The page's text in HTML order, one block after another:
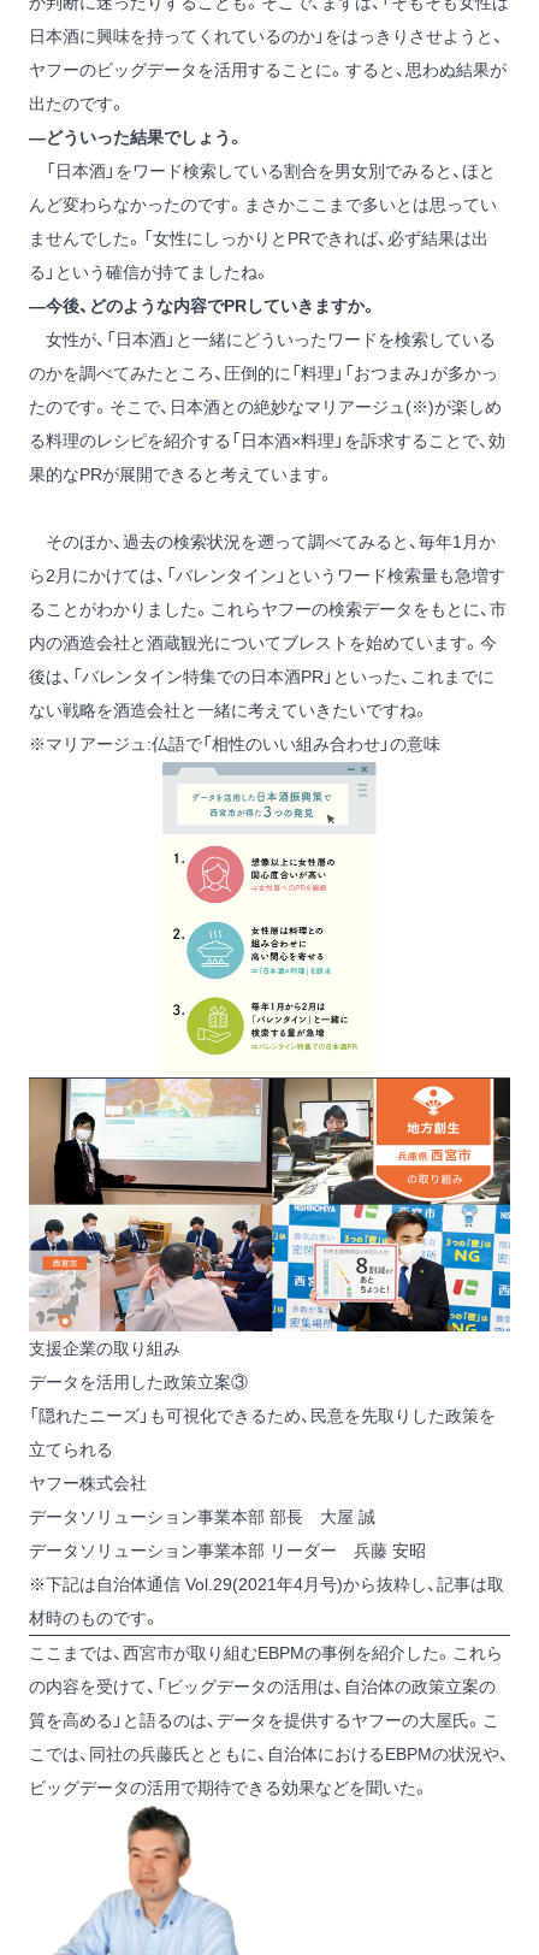
日本酒に興味を持ってくれているのか」をはっきりさせようと、
ヤフーのビッグデータを活用することに。すると、思わぬ結果が
出たのです。
―どういった結果でしょう。
「日本酒」をワード検索している割合を男女別でみると、ほと
んど変わらなかったのです。まさかここまで多いとは思ってい
ませんでした。「女性にしっかりとPRできれば、必ず結果は出
る」という確信が持てましたね。
―今後、どのような内容でPRしていきますか。
女性が、「日本酒」と一緒にどういったワードを検索している
のかを調べてみたところ、圧倒的に「料理」「おつまみ」が多かっ
たのです。そこで、日本酒との絶妙なマリアージュ(※)が楽しめ
る料理のレシピを紹介する「日本酒×料理」を訴求することで、効
果的なPRが展開できると考えています。
そのほか、過去の検索状況を遡って調べてみると、毎年1月か
ら2月にかけては、「バレンタイン」というワード検索量も急増す
ることがわかりました。これらヤフーの検索データをもとに、市
内の酒造会社と酒蔵観光についてブレストを始めています。今
後は、「バレンタイン特集での日本酒PR」といった、これまでに
ない戦略を酒造会社と一緒に考えていきたいですね。
※マリアージュ:仏語で「相性のいい組み合わせ」の意味
支援企業の取り組み
データを活用した政策立案③
「隠れたニーズ」も可視化できるため、民意を先取りした政策を
立てられる
ヤフー株式会社
データソリューション事業本部 部長 大屋 誠
データソリューション事業本部 リーダー 兵藤 安昭
※下記は自治体通信 Vol.29(2021年4月号)から抜粋し、記事は取
材時のものです。
ここまでは、西宮市が取り組むEBPMの事例を紹介した。これら
の内容を受けて、「ビッグデータの活用は、自治体の政策立案の
質を高める」と語るのは、データを提供するヤフーの大屋氏。こ
こでは、同社の兵藤氏とともに、自治体におけるEBPMの状況や、
ビッグデータの活用で期待できる効果などを聞いた。